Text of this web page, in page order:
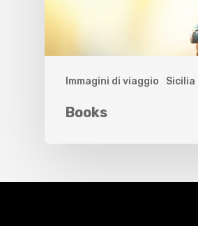
Immagini di viaggio Sicilia
Books